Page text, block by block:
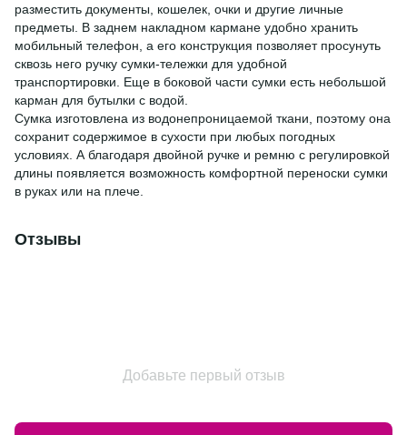
разместить документы, кошелек, очки и другие личные
предметы. В заднем накладном кармане удобно хранить
мобильный телефон, а его конструкция позволяет просунуть
сквозь него ручку сумки-тележки для удобной
транспортировки. Еще в боковой части сумки есть небольшой
карман для бутылки с водой.
Сумка изготовлена из водонепроницаемой ткани, поэтому она
сохранит содержимое в сухости при любых погодных
условиях. А благодаря двойной ручке и ремню с регулировкой
длины появляется возможность комфортной переноски сумки
в руках или на плече.
Отзывы
Добавьте первый отзыв